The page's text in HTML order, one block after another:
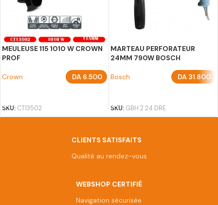
MEULEUSE 115 1010 W CROWN
PROF
Crown DA 6.500
SKU: CT13502
MARTEAU PERFORATEUR
24MM 790W BOSCH
Bosch DA 31.800
SKU: GBH 2 24 DRE
CLIENTS SATISFAITS
Qualité au rendez-vous
WEBSHOP CERTIFIÉ
Navigation sécurisée